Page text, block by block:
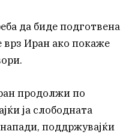
да биде подготвена
врз Иран ако покаже
продолжи по
ја слободната
поддржувајќи